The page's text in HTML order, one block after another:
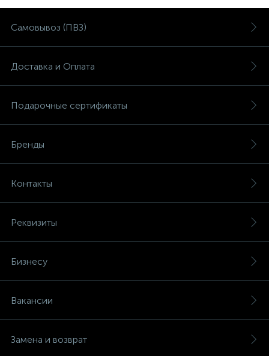
Самовывоз (ПВЗ)
Доставка и Оплата
Подарочные сертификаты
Бренды
Контакты
Реквизиты
Бизнесу
Вакансии
Замена и возврат